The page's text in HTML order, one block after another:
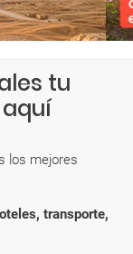
tu
los mejores
transporte,